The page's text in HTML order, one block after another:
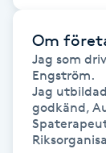
Hårförlängning
Hårvård
Hälsa
Om
Jag som
Engström.
Jag
godkänd,